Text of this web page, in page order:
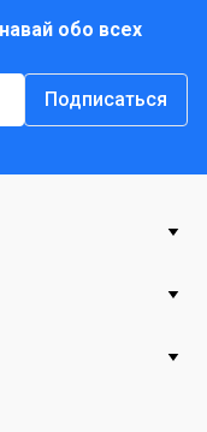
обо всех
Подписаться